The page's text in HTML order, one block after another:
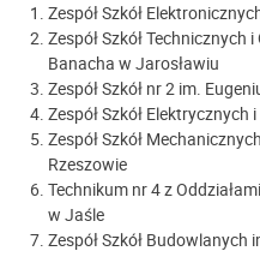
Zespół Szkół
Zespół Szkół
Banacha w Jarosławiu
Zespół Szkół nr 2 im.
Zespół Szkół
Zespół Szkół
Rzeszowie
Technikum nr 4 z
w Jaśle
Zespół Szkół Budowlanych